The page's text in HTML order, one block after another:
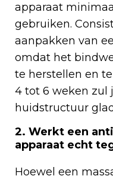
apparaat
gebruiken.
aanpakken van
omdat het
te herstellen en
4 tot 6 weken zul
huidstructuur
2. Werkt een
apparaat echt
Hoewel een